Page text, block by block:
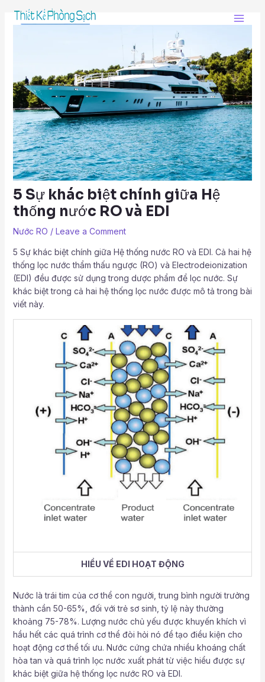
5 Sự khác biệt chính giữa Hệ
thống nước RO và EDI
Nước RO / Leave a Comment
5 Sự khác biệt chính giữa Hệ thống nước RO và EDI. Cả hai hệ
thống lọc nước thẩm thấu ngược (RO) và Electrodeionization
(EDI) đều được sử dụng trong dược phẩm để lọc nước. Sự
khác biệt trong cả hai hệ thống lọc nước được mô tả trong bài
viết này.
HIỂU VỀ EDI HOẠT ĐỘNG
Nước là trái tim của cơ thể con người, trung bình người trưởng
thành cần 50-65%, đối với trẻ sơ sinh, tỷ lệ này thường
khoảng 75-78%. Lượng nước chủ yếu được khuyến khích vì
hầu hết các quá trình cơ thể đòi hỏi nó để tạo điều kiện cho
hoạt động cơ thể tối ưu. Nước cứng chứa nhiều khoáng chất
hòa tan và quá trình lọc nước xuất phát từ việc hiểu được sự
khác biệt giữa hệ thống lọc nước RO và EDI.
navigation